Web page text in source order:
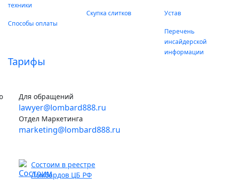
техники
Способы оплаты
Тарифы
Скупка слитков Устав
Перечень
инсайдерской
информации
Для обращений
lawyer@lombard888.ru
Отдел Маркетинга
marketing@lombard888.ru
Состоим в реестре
Ломбардов ЦБ РФ